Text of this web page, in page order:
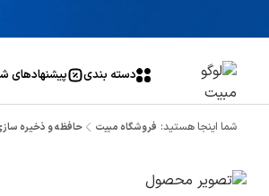
دسته بندی پیشنهاد‌های
شما اینجا هستید: فروشگاه مبیت حافظه و ذخیره